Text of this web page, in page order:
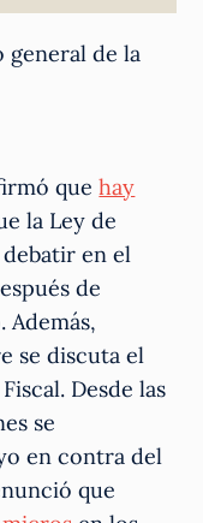
general de la
quehay
la Ley de
en el
de
Además,
se discuta el
Desde las
se
en contra del
que